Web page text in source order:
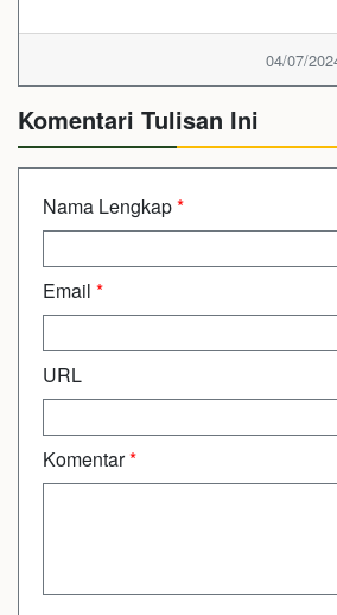
04/07/
Komentari Tulisan Ini
Nama Lengkap*
Email *
URL
Komentar*